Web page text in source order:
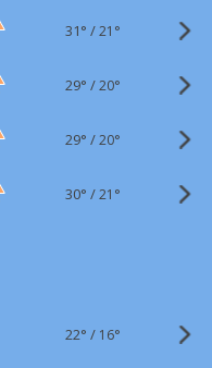
31° /21°
29° /20°
29° /20°
30° /21°
22° / 16°